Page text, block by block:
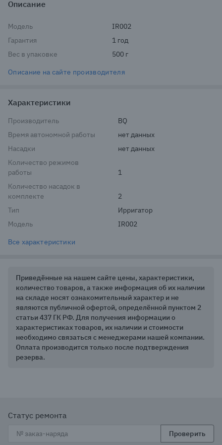
Описание
Модель
IR002
Гарантия
1 год
Вес в упаковке
500 г
Описание на сайте производителя
Характеристики
Производитель
BQ
Время автономной работы
нет данных
Насадки
нет данных
Количество режимов
работы
1
Количество насадок в
комплекте
2
Тип
Ирригатор
Модель
IR002
Все характеристики
Приведённые на нашем сайте цены, характеристики,
количество товаров, а также информация об их наличии
на складе носят ознакомительный характер и не
являются публичной офертой, определённой пунктом 2
статьи 437 ГК РФ. Для получения информации о
характеристиках товаров, их наличии и стоимости
необходимо связаться с менеджерами нашей компании.
Оплата производится только после подтверждения
резерва.
Статус ремонта
Проверить